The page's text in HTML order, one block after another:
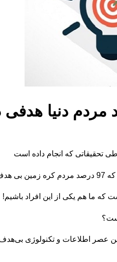
تحقیقاتی که انجام داده است
که ما هم یکی از این افراد باشیم!
عصر اطلاعات و تکنولوژی